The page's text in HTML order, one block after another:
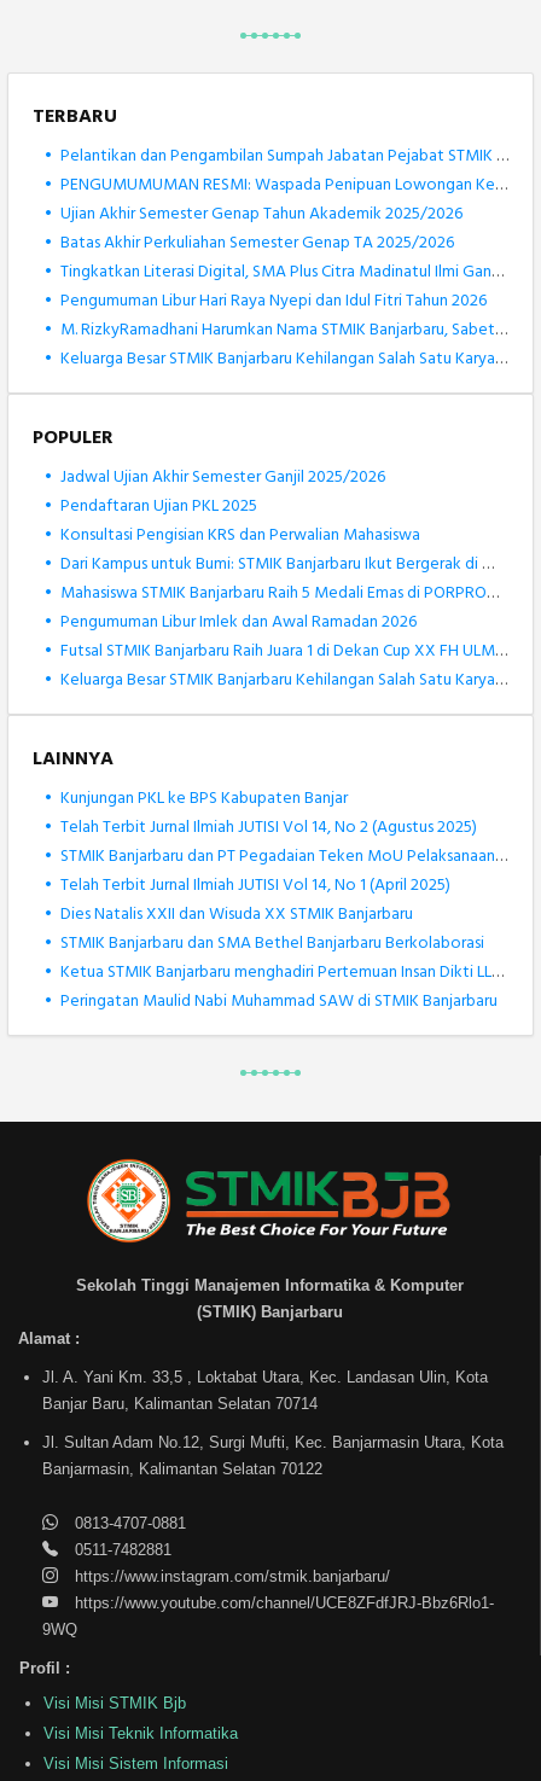
TERBARU
• Pelantikan dan Pengambilan Sumpah Jabatan Pejabat STMIK Banjarbaru Berlangsung Khidmat
• PENGUMUMUMAN RESMI: Waspada Penipuan Lowongan Kerja Atas Nama STMIK Banjarbaru
• Ujian Akhir Semester Genap Tahun Akademik 2025/2026
• Batas Akhir Perkuliahan Semester Genap TA 2025/2026
• Tingkatkan Literasi Digital, SMA Plus Citra Madinatul Ilmi Gandeng STMIK Banjarbaru dalam Pengenalan Robotik
• Pengumuman Libur Hari Raya Nyepi dan Idul Fitri Tahun 2026
• M. RizkyRamadhani Harumkan Nama STMIK Banjarbaru, Sabet Medali Perak KOSANAS 2026 Bidang Matematika
• Keluarga Besar STMIK Banjarbaru Kehilangan Salah Satu Karyawan Terbaiknya, Muhammad Rizki Noor
POPULER
• Jadwal Ujian Akhir Semester Ganjil 2025/2026
• Pendaftaran Ujian PKL 2025
• Konsultasi Pengisian KRS dan Perwalian Mahasiswa
• Dari Kampus untuk Bumi: STMIK Banjarbaru Ikut Bergerak di World Cleanup Day 2025
• Mahasiswa STMIK Banjarbaru Raih 5 Medali Emas di PORPROV Kalsel XII 2025
• Pengumuman Libur Imlek dan Awal Ramadan 2026
• Futsal STMIK Banjarbaru Raih Juara 1 di Dekan Cup XX FH ULM 2025
• Keluarga Besar STMIK Banjarbaru Kehilangan Salah Satu Karyawan Terbaiknya, Muhammad Rizki Noor
LAINNYA
• Kunjungan PKL ke BPS Kabupaten Banjar
• Telah Terbit Jurnal Ilmiah JUTISI Vol 14, No 2 (Agustus 2025)
• STMIK Banjarbaru dan PT Pegadaian Teken MoU Pelaksanaan Tridharma Perguruan Tinggi
• Telah Terbit Jurnal Ilmiah JUTISI Vol 14, No 1 (April 2025)
• Dies Natalis XXII dan Wisuda XX STMIK Banjarbaru
• STMIK Banjarbaru dan SMA Bethel Banjarbaru Berkolaborasi
• Ketua STMIK Banjarbaru menghadiri Pertemuan Insan Dikti LLDIKTI XI
• Peringatan Maulid Nabi Muhammad SAW di STMIK Banjarbaru
Sekolah Tinggi Manajemen Informatika & Komputer
(STMIK) Banjarbaru
Alamat :
Jl. A. Yani Km. 33,5 , Loktabat Utara, Kec. Landasan Ulin, Kota
Banjar Baru, Kalimantan Selatan 70714
Jl. Sultan Adam No.12, Surgi Mufti, Kec. Banjarmasin Utara, Kota
Banjarmasin, Kalimantan Selatan 70122
0813-4707-0881
0511-7482881
https://www.instagram.com/stmik.banjarbaru/
https://www.youtube.com/channel/UCE8ZFdfJRJ-Bbz6Rlo1-
9WQ
Profil :
Visi Misi STMIK Bjb
Visi Misi Teknik Informatika
Visi Misi Sistem Informasi